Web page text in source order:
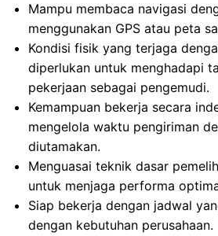
Mampu membaca navigasi
menggunakan GPS atau peta
Kondisi fisik yang terjaga
diperlukan untuk menghadapi
pekerjaan sebagai pengemudi.
Kemampuan bekerja secara
mengelola waktu pengiriman
diutamakan.
Menguasai teknik dasar
untuk menjaga performa
Siap bekerja dengan jadwal
dengan kebutuhan perusahaan.